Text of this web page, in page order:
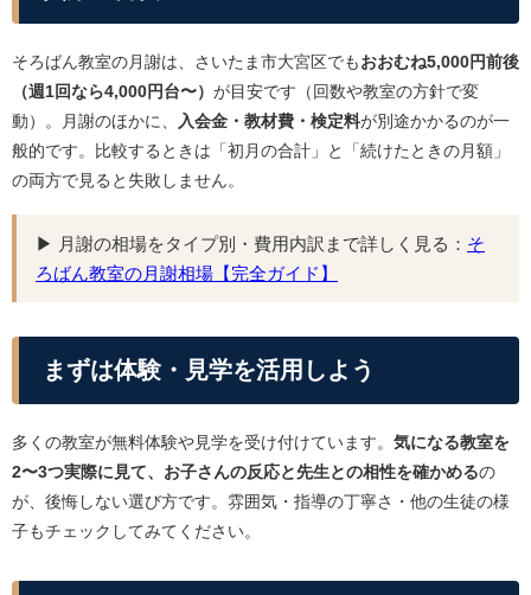
そろばん教室の月謝は、さいたま市大宮区でも おおむね5,000円前後
（週1回なら4,000円台〜） が目安です（回数や教室の方針で変
動）。月謝のほかに、
入会金・教材費・検定料が別途かかるのが一
般的です。比較するときは「初月の合計」と「続けたときの月額」
の両方で見ると失敗しません。
▶ 月謝の相場をタイプ別・費用内訳まで詳しく見る： そ
ろばん教室の月謝相場【完全ガイド】
まずは体験・見学を活用しよう
多くの教室が無料体験や見学を受け付けています。 気になる教室を
2〜3つ実際に見て、お子さんの反応と先生との相性を確かめるの
が、後悔しない選び方です。雰囲気・指導の丁寧さ・他の生徒の様
子もチェックしてみてください。